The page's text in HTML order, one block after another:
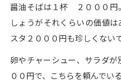
醤油そばは１杯 ２０００円
しょうがそれくらいの価値
スタ２０００円も珍しくない
卵やチャーシュー、サラダ
００円で、こちらを頼んでい